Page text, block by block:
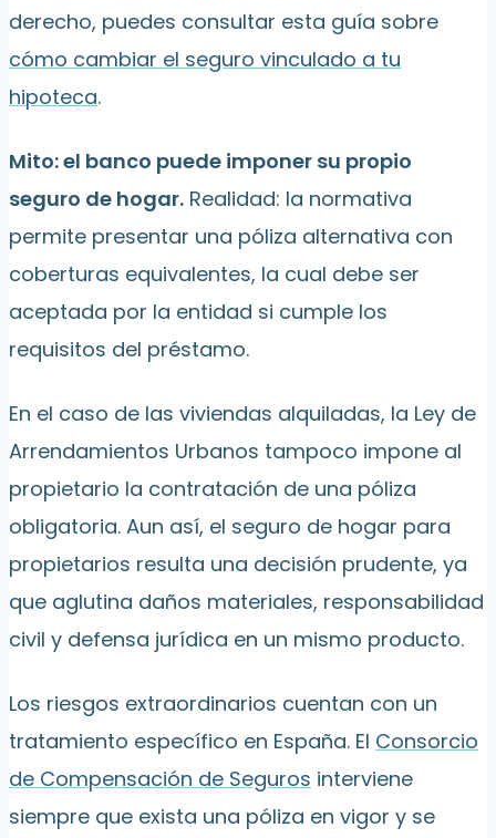
derecho, puedes consultar esta guía sobre
cómo cambiar el seguro vinculado a tu
hipoteca.
Mito: el banco puede imponer su propio
seguro de hogar. Realidad: la normativa
permite presentar una póliza alternativa con
coberturas equivalentes, la cual debe ser
aceptada por la entidad si cumple los
requisitos del préstamo.
En el caso de las viviendas alquiladas, la Ley de
Arrendamientos Urbanos tampoco impone al
propietario la contratación de una póliza
obligatoria. Aun así, el seguro de hogar para
propietarios resulta una decisión prudente, ya
que aglutina daños materiales, responsabilidad
civil y defensa jurídica en un mismo producto.
Los riesgos extraordinarios cuentan con un
tratamiento específico en España. El Consorcio
de Compensación de Seguros interviene
siempre que exista una póliza en vigor y se